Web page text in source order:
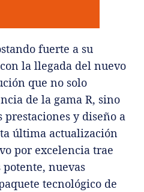
fuerte a su
la llegada del nuevo
que no solo
de la gama R, sino
y diseño a
última actualización
por excelencia trae
nuevas
tecnológico de